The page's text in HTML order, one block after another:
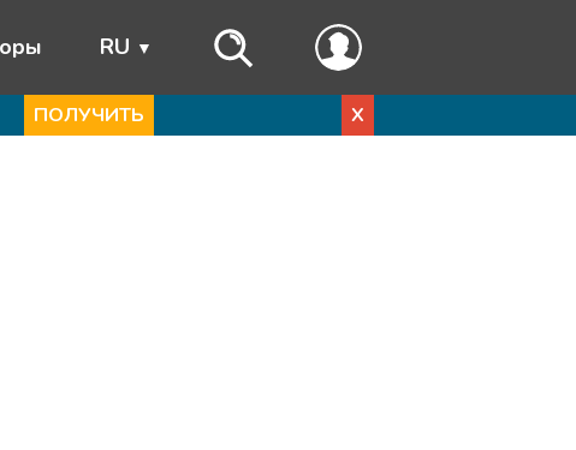
RU
ПОЛУЧИТЬ X